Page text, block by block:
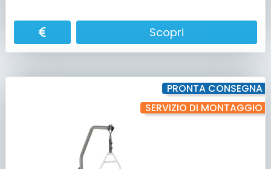
Scopri
PRONTA CONSEGNA
SERVIZIO DI MONTAGGIO